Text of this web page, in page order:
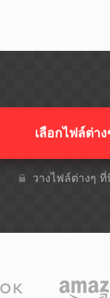
เลือกไฟล์ต่าง
วางไฟล์ต่างๆ​